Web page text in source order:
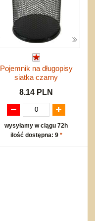
Pojemnik na długopisy
siatka czarny
8.14 PLN
wysyłamy w ciągu 72h
ilość dostępna: 9 *